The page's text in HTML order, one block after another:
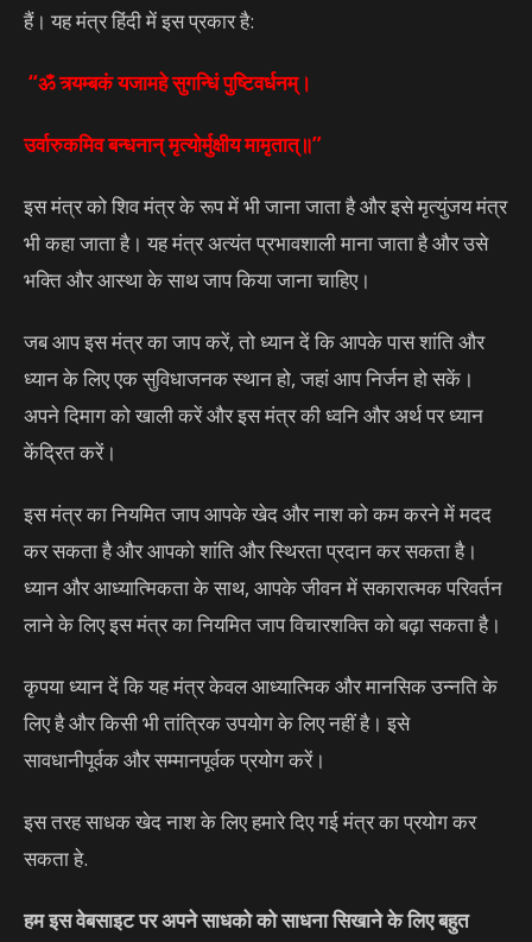
हैं। यह मंत्र हिंदी में इस प्रकार है:
“ॐ त्र्यम्बकं यजामहे सुगन्धिं पुष्टिवर्धनम्।
उर्वारुकमिव बन्धनान् मृत्योर्मुक्षीय मामृतात्॥”
इस मंत्र को शिव मंत्र के रूप में भी जाना जाता है और इसे मृत्युंजय मंत्र
भी कहा जाता है। यह मंत्र अत्यंत प्रभावशाली माना जाता है और उसे
भक्ति और आस्था के साथ जाप किया जाना चाहिए।
जब आप इस मंत्र का जाप करें, तो ध्यान दें कि आपके पास शांति और
ध्यान के लिए एक सुविधाजनक स्थान हो, जहां आप निर्जन हो सकें।
अपने दिमाग को खाली करें और इस मंत्र की ध्वनि और अर्थ पर ध्यान
केंद्रित करें।
इस मंत्र का नियमित जाप आपके खेद और नाश को कम करने में मदद
कर सकता है और आपको शांति और स्थिरता प्रदान कर सकता है।
ध्यान और आध्यात्मिकता के साथ, आपके जीवन में सकारात्मक परिवर्तन
लाने के लिए इस मंत्र का नियमित जाप विचारशक्ति को बढ़ा सकता है।
कृपया ध्यान दें कि यह मंत्र केवल आध्यात्मिक और मानसिक उन्नति के
लिए है और किसी भी तांत्रिक उपयोग के लिए नहीं है। इसे
सावधानीपूर्वक और सम्मानपूर्वक प्रयोग करें।
इस तरह साधक खेद नाश के लिए हमारे दिए गई मंत्र का प्रयोग कर
सकता हे.
हम इस वेबसाइट पर अपने साधको को साधना सिखाने के लिए बहुत